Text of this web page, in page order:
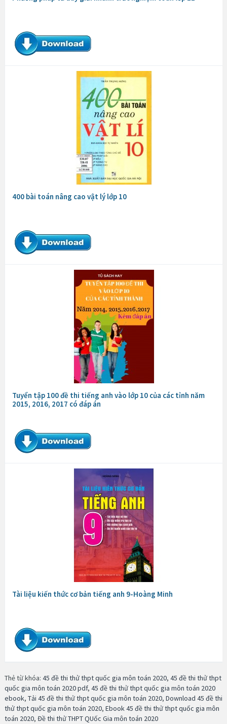
400 bài toán nâng cao vật lý lớp 10
Tuyển tập 100 đề thi tiếng anh vào lớp 10 của các tỉnh năm
2015, 2016, 2017 có đáp án
Tài liệu kiến thức cơ bản tiếng anh 9-Hoàng Minh
Thẻ từ khóa: 45 đề thi thử thpt quốc gia môn toán 2020, 45 đề thi thử thpt
quốc gia môn toán 2020 pdf, 45 đề thi thử thpt quốc gia môn toán 2020
ebook, Tải 45 đề thi thử thpt quốc gia môn toán 2020, Download 45 đề thi
thử thpt quốc gia môn toán 2020, Ebook 45 đề thi thử thpt quốc gia môn
toán 2020, Đề thi thử THPT QUốc Gia môn toán 2020